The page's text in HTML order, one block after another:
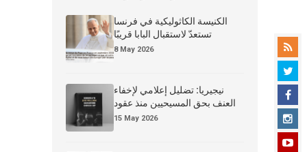
الكنيسة الكاثوليكية في فرنسا
تستعدّ لاستقبال البابا قريبًا
8 May 2026
نيجيريا: تضليل إعلامي لإخفاء
العنف بحق المسيحيين منذ عقود
15 May 2026